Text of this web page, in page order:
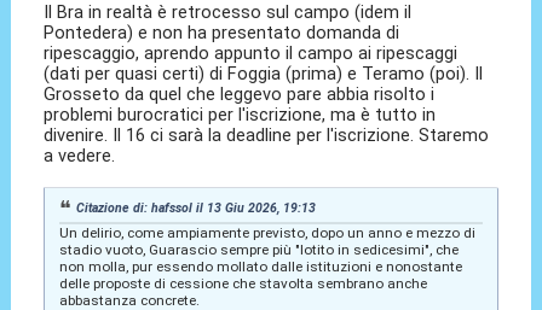
Il Bra in realtà è retrocesso sul campo (idem il
Pontedera) e non ha presentato domanda di
ripescaggio, aprendo appunto il campo ai ripescaggi
(dati per quasi certi) di Foggia (prima) e Teramo (poi). Il
Grosseto da quel che leggevo pare abbia risolto i
problemi burocratici per l'iscrizione, ma è tutto in
divenire. Il 16 ci sarà la deadline per l'iscrizione. Staremo
a vedere.
Citazione di: hafssol il 13 Giu 2026, 19:13
Un delirio, come ampiamente previsto, dopo un anno e mezzo di
stadio vuoto, Guarascio sempre più "lotito in sedicesimi", che
non molla, pur essendo mollato dalle istituzioni e nonostante
delle proposte di cessione che stavolta sembrano anche
abbastanza concrete.